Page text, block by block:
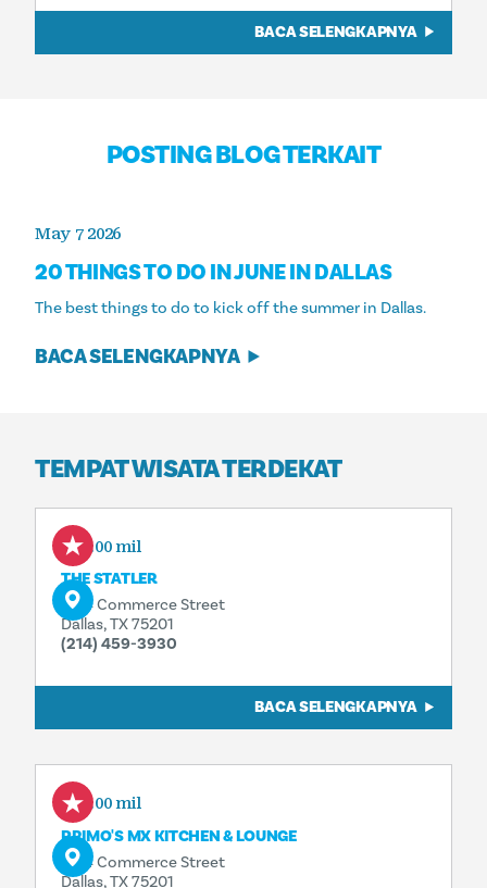
BACA SELENGKAPNYA
POSTING BLOG TERKAIT
May 7 2026
20 THINGS TO DO IN JUNE IN DALLAS
The best things to do to kick off the summer in Dallas.
BACA SELENGKAPNYA
TEMPAT WISATA TERDEKAT
0.00 mil
THE STATLER
1914 Commerce Street
Dallas, TX 75201
(214) 459-3930
BACA SELENGKAPNYA
0.00 mil
PRIMO'S MX KITCHEN & LOUNGE
1914 Commerce Street
Dallas, TX 75201